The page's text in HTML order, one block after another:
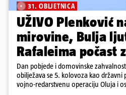
31. OBLJETNICA
UŽIVO Plenković
mirovine, Bulja
Rafaleima počast
Dan pobjede i domovinske
obilježava se 5. kolovoza kao državni
vojno-redarstvenu operaciju Oluja i